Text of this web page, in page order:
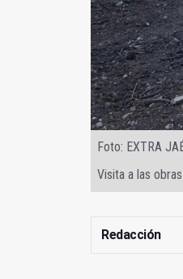
Foto: EXTRA
Visita a las
Redacción